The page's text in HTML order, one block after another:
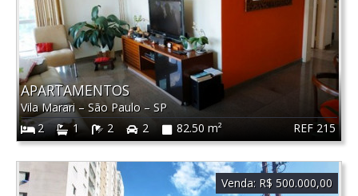
REF 215
APARTAMENTOS
Vila Marari– São Paulo – SP
2
1 2 2 82.50 m²
Venda: R$ 500.000,00